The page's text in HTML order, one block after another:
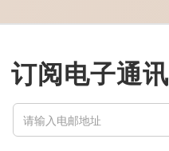
「囱」一样都是「窗」的象
示在囧地种黍。
这个古字十分少用，直
行表情符号，这个字也被网
民当做表情符号来用。
囧字的「八」像一对委
订阅电子通讯